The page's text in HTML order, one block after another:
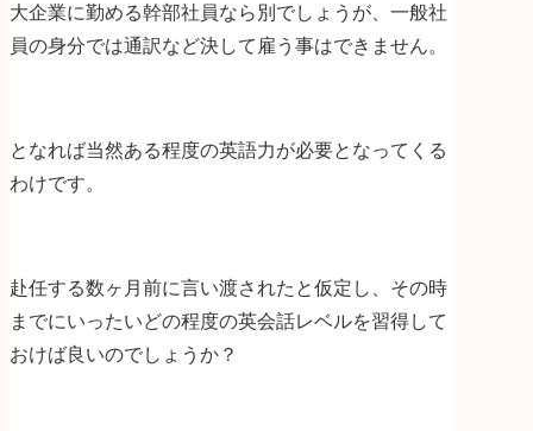
大企業に勤める幹部社員なら別でしょうが、一般社
員の身分では通訳など決して雇う事はできません。
となれば当然ある程度の英語力が必要となってくる
わけです。
赴任する数ヶ月前に言い渡されたと仮定し、その時
までにいったいどの程度の英会話レベルを習得して
おけば良いのでしょうか？